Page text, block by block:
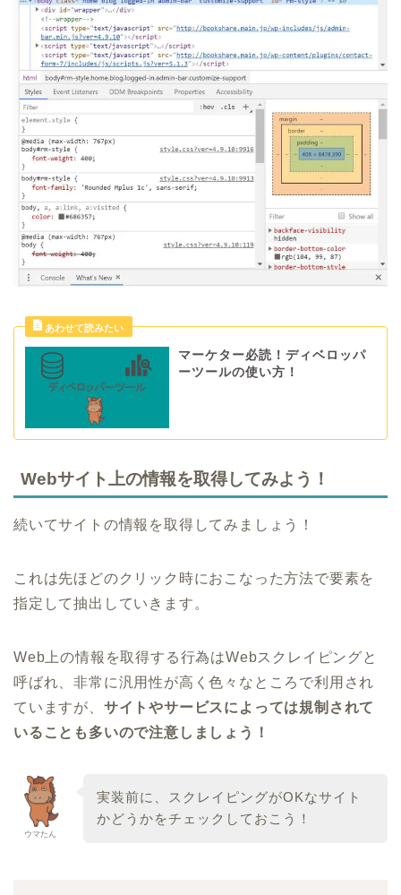
マーケター必読！ディベロッパ
ーツールの使い方！
Webサイト上の情報を取得してみよう！
続いてサイトの情報を取得してみましょう！
これは先ほどのクリック時におこなった方法で要素を
指定して抽出していきます。
Web上の情報を取得する行為はWebスクレイピングと
呼ばれ、非常に汎用性が高く色々なところで利用され
ていますが、 サイトやサービスによっては規制されて
いることも多いので注意しましょう！
ウマたん
実装前に、スクレイピングがOKなサイト
かどうかをチェックしておこう！